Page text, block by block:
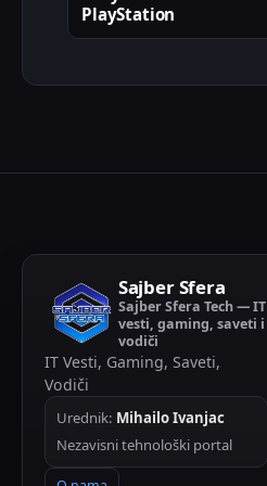
PlayStation
Sajber Sfera
Sajber Sfera Tech — IT
vesti, gaming, saveti i
vodiči
IT Vesti, Gaming, Saveti,
Vodiči
Urednik: Mihailo Ivanjac
Nezavisni tehnološki portal